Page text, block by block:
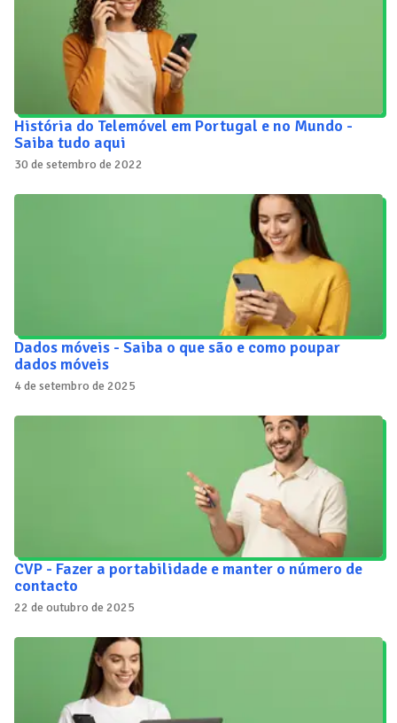
História do Telemóvel em Portugal e no Mundo -
Saiba tudo aqui
30 de setembro de 2022
Dados móveis - Saiba o que são e como poupar
dados móveis
4 de setembro de 2025
CVP - Fazer a portabilidade e manter o número de
contacto
22 de outubro de 2025